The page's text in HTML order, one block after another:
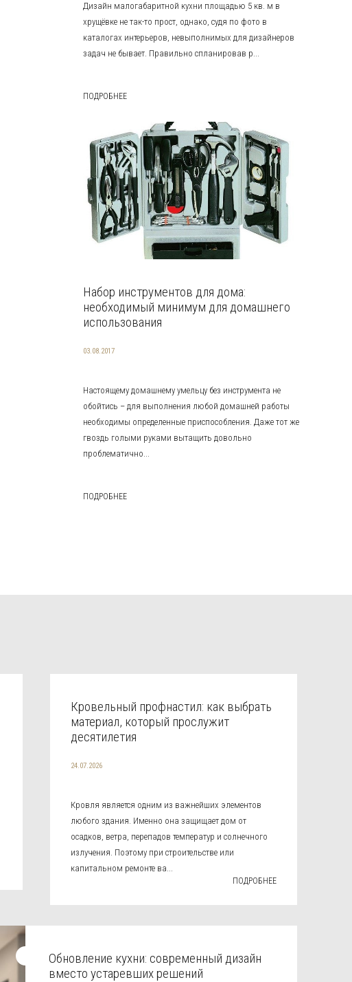
Дизайн малогабаритной кухни площадью 5 кв. м в
хрущёвке не так-то прост, однако, судя по фото в
каталогах интерьеров, невыполнимых для дизайнеров
задач не бывает. Правильно спланировав р...
ПОДРОБНЕЕ
Набор инструментов для дома:
необходимый минимум для домашнего
использования
03.08.2017
Настоящему домашнему умельцу без инструмента не
обойтись – для выполнения любой домашней работы
необходимы определенные приспособления. Даже тот же
гвоздь голыми руками вытащить довольно
проблематично...
ПОДРОБНЕЕ
Кровельный профнастил: как выбрать
материал, который прослужит
десятилетия
24.07.2026
Кровля является одним из важнейших элементов
любого здания. Именно она защищает дом от
осадков, ветра, перепадов температур и солнечного
излучения. Поэтому при строительстве или
капитальном ремонте ва...
ПОДРОБНЕЕ
Обновление кухни: современный дизайн
вместо устаревших решений